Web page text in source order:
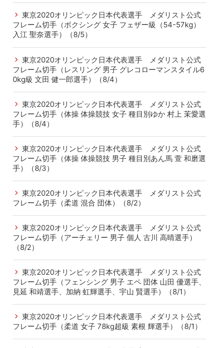
東京2020オリンピック日本代表選手 メダリスト公式
フレーム切手（ボクシング 女子 フェザー級（54-57kg）
入江 聖奈選手）（8/5）
東京2020オリンピック日本代表選手 メダリスト公式
フレーム切手（レスリング 男子 グレコローマンスタイル6
0kg級 文田 健一郎選手）（8/4）
東京2020オリンピック日本代表選手 メダリスト公式
フレーム切手（体操 体操競技 女子 種目別ゆか 村上 茉愛選
手）（8/4）
東京2020オリンピック日本代表選手 メダリスト公式
フレーム切手（体操 体操競技 男子 種目別あん馬 萱 和磨選
手）（8/3）
東京2020オリンピック日本代表選手 メダリスト公式
フレーム切手（柔道 混合 団体）（8/2）
東京2020オリンピック日本代表選手 メダリスト公式
フレーム切手（アーチェリー 男子 個人 古川 高晴選手）
（8/2）
東京2020オリンピック日本代表選手 メダリスト公式
フレーム切手（フェンシング 男子 エペ 団体 山田 優選手、
見延 和靖選手、加納 虹輝選手、宇山 賢選手）（8/1）
東京2020オリンピック日本代表選手 メダリスト公式
フレーム切手（柔道 女子 78kg超級 素根 輝選手）（8/1）